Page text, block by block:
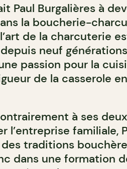
Paul Burgalières à
la boucherie-
de la charcuterie
neuf
passion pour la
de la casserole
à ses
l’entreprise familiale,
traditions
dans une formation